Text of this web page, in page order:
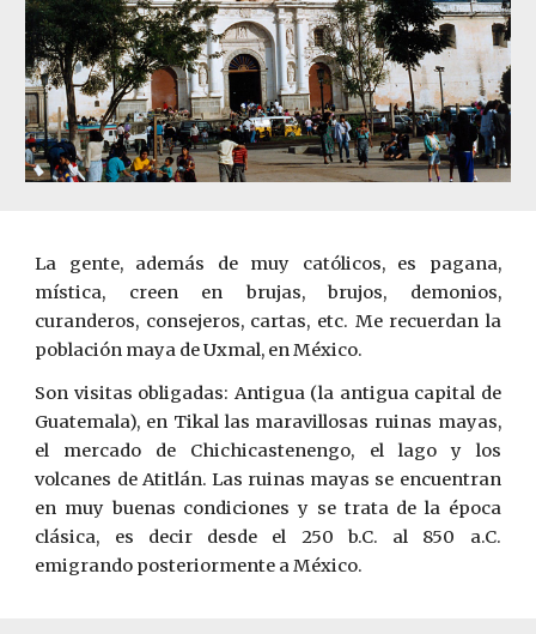
La gente, además de muy católicos, es pagana,
mística, creen en brujas, brujos, demonios,
curanderos, consejeros, cartas, etc. Me recuerdan la
población maya de Uxmal, en México.
Son visitas obligadas: Antigua (la antigua capital de
Guatemala), en Tikal las maravillosas ruinas mayas,
el mercado de Chichicastenengo, el lago y los
volcanes de Atitlán. Las ruinas mayas se encuentran
en muy buenas condiciones y se trata de la época
clásica, es decir desde el 250 b.C. al 850 a.C.
emigrando posteriormente a México.